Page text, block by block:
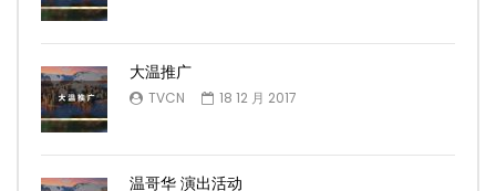
大温推广
TVCN 18 12 月 2017
温哥华 演出活动